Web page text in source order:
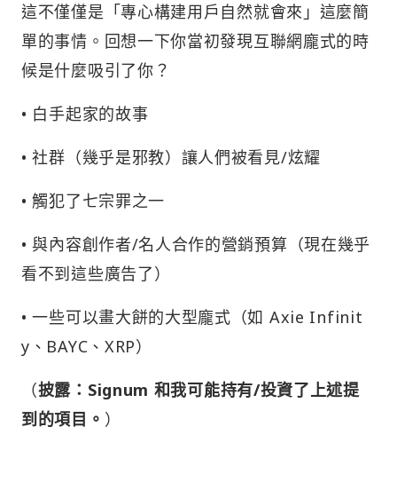
這不僅僅是「專心構建用戶自然就會來」這麼簡
單的事情。回想一下你當初發現互聯網龐式的時
候是什麼吸引了你？
• 白手起家的故事
• 社群（幾乎是邪教）讓人們被看見/炫耀
• 觸犯了七宗罪之一
• 與內容創作者/名人合作的營銷預算（現在幾乎
看不到這些廣告了）
• 一些可以畫大餅的大型龐式（如 Axie Infinit
y、BAYC、XRP）
（披露：Signum 和我可能持有/投資了上述提
到的項目。 ）